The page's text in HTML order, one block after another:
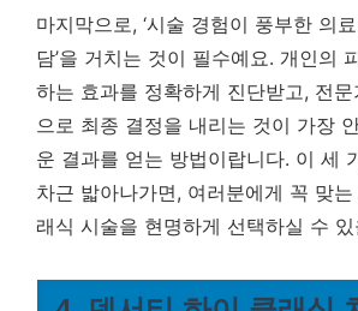
마지막으로, ‘시술 경험이 풍부한 의
담’을 거치는 것이 필수예요. 개인의
하는 효과를 정확하게 진단받고, 전
으로 최종 결정을 내리는 것이 가장
운 결과를 얻는 방법이랍니다. 이 세
차근 밟아나가면, 여러분에게 꼭 맞
래식 시술을 현명하게 선택하실 수